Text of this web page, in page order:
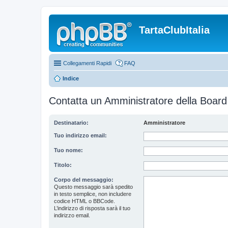
TartaClubItalia
Collegamenti Rapidi FAQ
Indice
Contatta un Amministratore della Board
Destinatario: Amministratore
Tuo indirizzo email:
Tuo nome:
Titolo:
Corpo del messaggio:
Questo messaggio sarà spedito
in testo semplice, non includere
codice HTML o BBCode.
L’indirizzo di risposta sarà il tuo
indirizzo email.